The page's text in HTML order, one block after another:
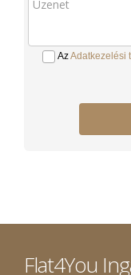
AzAdatkezelési
Flat4You